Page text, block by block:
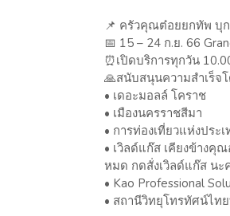
📌 ครัวคุณต๋อยยกทัพ บุ
📅 15 – 24 ก.ย. 66
⏰เปิดบริการทุกวัน
🙏สนับสนุนความสำเร็จ
• เดอะมอลล์ โคราช
• เมืองนครราชสีมา
• การท่องเที่ยวแห่งประ
• เวิลด์แก๊ส เคียงข้างคุ
หมด กดสั่งเวิลด์แก๊ส นะ
• Kao Professional
• สถานีวิทยุโทรทัศน์ไท